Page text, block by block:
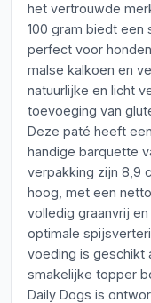
het vertrouwde
100 gram biedt een
perfect voor
malse kalkoen en
natuurlijke en licht
toevoeging van
Deze paté heeft
handige barquette
verpakking zijn 8,9
hoog, met een
volledig graanvrij
optimale
voeding is geschikt
smakelijke topper
Daily Dogs is